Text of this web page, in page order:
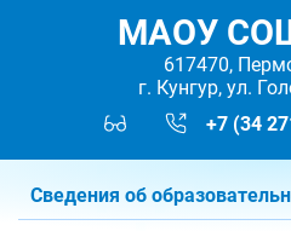
МАОУ
617470,
г. Кунгур, ул.
+7 (34
Сведения об